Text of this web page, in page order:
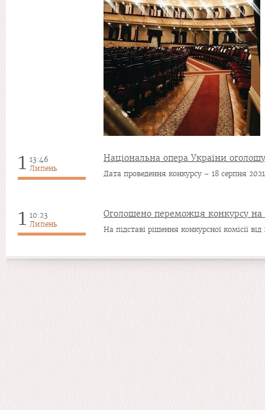
1 13:46
Липень
Національна опера України
Дата проведення конкурсу – 18 серпня
1 10:23
Липень
Оголошено переможця конкурсу на
На підставі рішення конкурсної комісії